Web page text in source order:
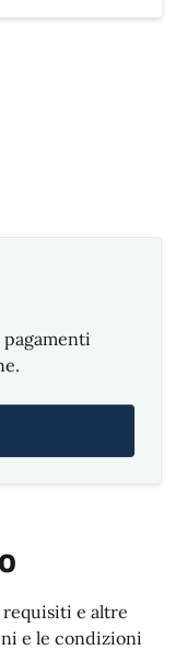
pagamenti
requisiti e altre
e le condizioni